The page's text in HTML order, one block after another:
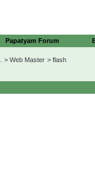
Papatyam Forum
> Web Master > flash